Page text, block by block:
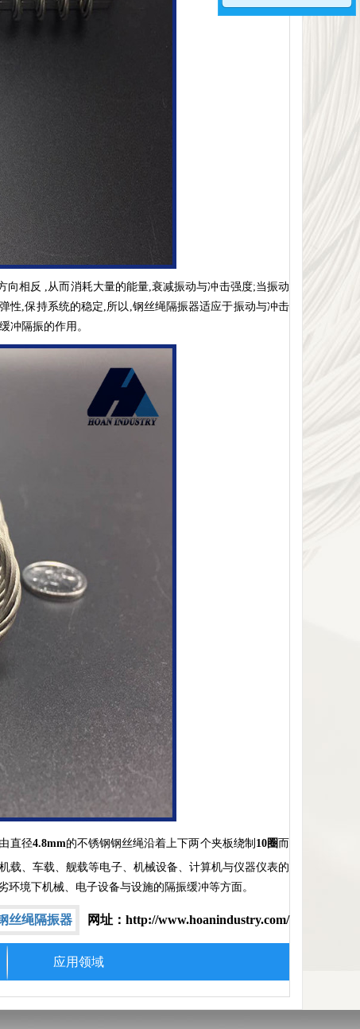
相反 ,从而消耗大量的能量,衰减振动与冲击强度;当振动
性,保持系统的稳定,所以,钢丝绳隔振器适应于振动与冲击
冲隔振的作用。
直径4.8mm的不锈钢钢丝绳沿着上下两个夹板绕制 10圈 而
载、车载、舰载等电子、机械设备、计算机与仪器仪表的
境下机械、电子设备与设施的隔振缓冲等方面。
丝绳隔振器 网址：http://www.hoanindustry.com/
应用领域